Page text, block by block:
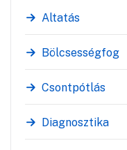
Altatás
Bölcsességfog
Csontpótlás
Diagnosztika